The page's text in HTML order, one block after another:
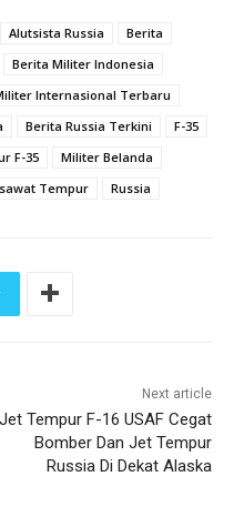
Alutsista Russia
Berita
Berita Militer Indonesia
Internasional Terbaru
Berita Russia Terkini
F-35
F-35
Militer Belanda
Tempur Russia
Next article
Jet Tempur F-16 USAF Cegat
Bomber Dan Jet Tempur
Russia Di Dekat Alaska